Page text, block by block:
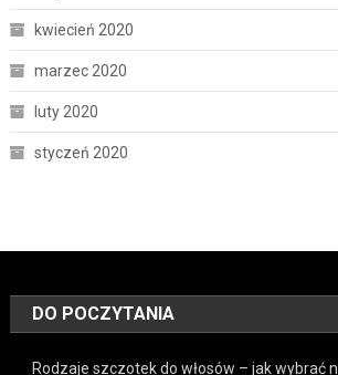
kwiecień 2020
marzec 2020
luty 2020
styczeń 2020
DO POCZYTANIA
Rodzaje szczotek do włosów – jak wybrać